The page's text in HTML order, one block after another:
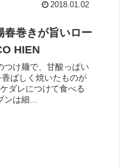
2018.01.02
春巻きが旨いロー
HIEN
つけ麺で、甘酸っぱい
ばしく焼いたものが
ダレにつけて食べる
は細...